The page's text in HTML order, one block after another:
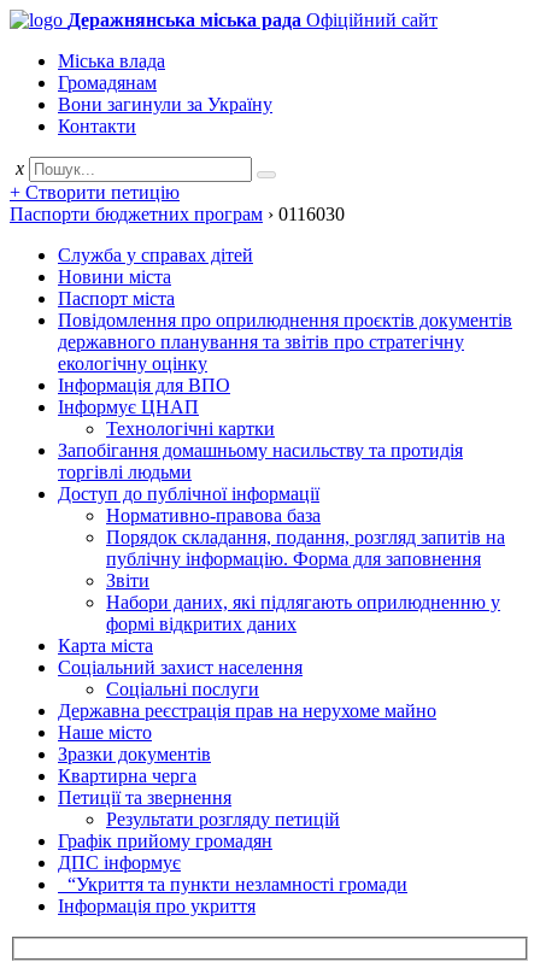
Деражнянська міська рада Офіційний сайт
Міська влада
Громадянам
Вони загинули за Україну
Контакти
x
+ Створити петицію
Паспорти бюджетних програм › 0116030
Служба у справах дітей
Новини міста
Паспорт міста
Повідомлення про оприлюднення проєктів документів
державного планування та звітів про стратегічну
екологічну оцінку
Інформація для ВПО
Інформує ЦНАП
Технологічні картки
Запобігання домашньому насильству та протидія
торгівлі людьми
Доступ до публічної інформації
Нормативно-правова база
Порядок складання, подання, розгляд запитів на
публічну інформацію. Форма для заповнення
Звіти
Набори даних, які підлягають оприлюдненню у
формі відкритих даних
Карта міста
Соціальний захист населення
Соціальні послуги
Державна реєстрація прав на нерухоме майно
Наше місто
Зразки документів
Квартирна черга
Петиції та звернення
Результати розгляду петицій
Графік прийому громадян
ДПС інформує
“Укриття та пункти незламності громади
Інформація про укриття